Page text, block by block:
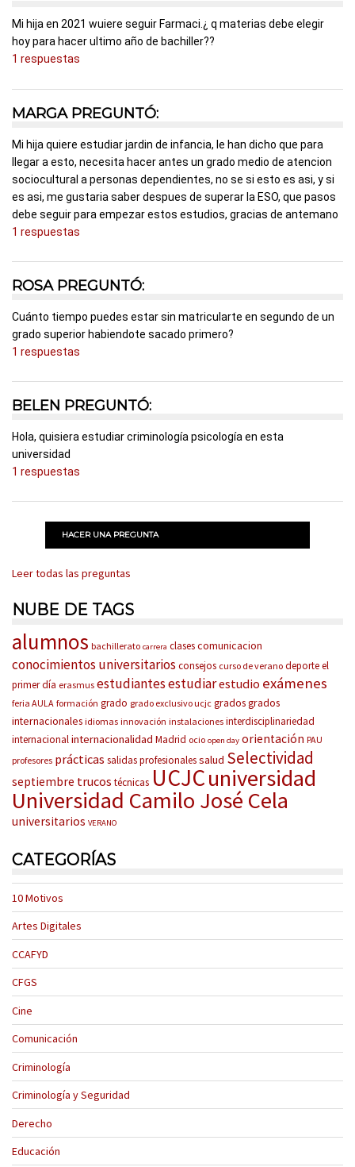
Mi hija en 2021 wuiere seguir Farmaci.¿ q materias debe elegir
hoy para hacer ultimo año de bachiller??
1 respuestas
MARGA PREGUNTÓ:
Mi hija quiere estudiar jardin de infancia, le han dicho que para
llegar a esto, necesita hacer antes un grado medio de atencion
sociocultural a personas dependientes, no se si esto es asi, y si
es asi, me gustaria saber despues de superar la ESO, que pasos
debe seguir para empezar estos estudios, gracias de antemano
1 respuestas
ROSA PREGUNTÓ:
Cuánto tiempo puedes estar sin matricularte en segundo de un
grado superior habiendote sacado primero?
1 respuestas
BELEN PREGUNTÓ:
Hola, quisiera estudiar criminología psicología en esta
universidad
1 respuestas
HACER UNA PREGUNTA
Leer todas las preguntas
NUBE DE TAGS
alumnos bachillerato carrera clasescomunicacion
conocimientos universitariosconsejos curso de verano deporteel
primer día erasmus estudiantesestudiarestudio exámenes
feria AULA formación grado grado exclusivo ucjc gradosgrados
internacionales idiomas innovación instalaciones interdisciplinariedad
internacionalinternacionalidad Madrid ocio open day orientación PAU
profesores prácticas salidas profesionalessalud Selectividad
septiembre trucos técnicas UCJCuniversidad
Universidad Camilo José Cela
universitarios VERANO
CATEGORÍAS
10 Motivos
Artes Digitales
CCAFYD
CFGS
Cine
Comunicación
Criminología
Criminología y Seguridad
Derecho
Educación